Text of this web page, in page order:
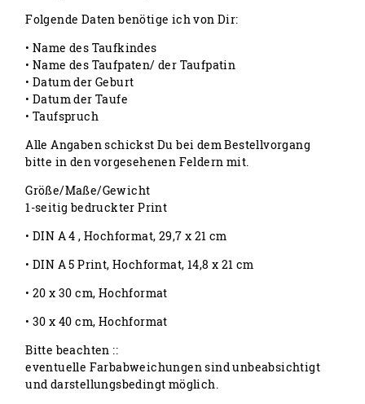
Folgende Daten benötige ich von Dir:
• Name des Taufkindes
• Name des Taufpaten/ der Taufpatin
• Datum der Geburt
• Datum der Taufe
• Taufspruch
Alle Angaben schickst Du bei dem Bestellvorgang
bitte in den vorgesehenen Feldern mit.
Größe/Maße/Gewicht
1-seitig bedruckter Print
• DIN A 4 , Hochformat, 29,7 x 21 cm
• DIN A 5 Print, Hochformat, 14,8 x 21 cm
• 20 x 30 cm, Hochformat
• 30 x 40 cm, Hochformat
Bitte beachten ::
eventuelle Farbabweichungen sind unbeabsichtigt
und darstellungsbedingt möglich.